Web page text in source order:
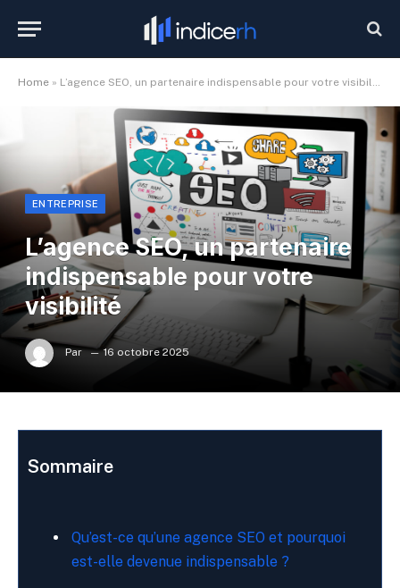
Home » L’agence SEO, un partenaire indispensable pour votre visibilité
ENTREPRISE
L’agence SEO, un partenaire
indispensable pour votre
visibilité
Par 16 octobre 2025
Sommaire
Qu’est-ce qu’une agence SEO et pourquoi
est-elle devenue indispensable ?